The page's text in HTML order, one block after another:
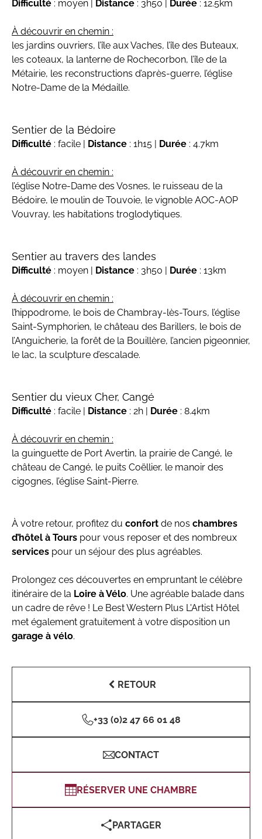
Difficulté : moyen | Distance : 3h50 | Durée : 12.5km
À découvrir en chemin :
les jardins ouvriers, l’île aux Vaches, l’île des Buteaux,
les coteaux, la lanterne de Rochecorbon, l’île de la
Métairie, les reconstructions d’après-guerre, l’église
Notre-Dame de la Médaille.
Sentier de la Bédoire
Difficulté : facile | Distance : 1h15 | Durée : 4.7km
À découvrir en chemin :
l’église Notre-Dame des Vosnes, le ruisseau de la
Bédoire, le moulin de Touvoie, le vignoble AOC-AOP
Vouvray, les habitations troglodytiques.
Sentier au travers des landes
Difficulté : moyen | Distance : 3h50 | Durée : 13km
À découvrir en chemin :
l’hippodrome, le bois de Chambray-lès-Tours, l’église
Saint-Symphorien, le château des Barillers, le bois de
l’Anguicherie, la forêt de la Bouillère, l’ancien pigeonnier,
le lac, la sculpture d’escalade.
Sentier du vieux Cher, Cangé
Difficulté : facile | Distance : 2h | Durée : 8.4km
À découvrir en chemin :
la guinguette de Port Avertin, la prairie de Cangé, le
château de Cangé, le puits Coëllier, le manoir des
cigognes, l’église Saint-Pierre.
À votre retour, profitez du confort de nos chambres
d’hôtel à Tours pour vous reposer et des nombreux
services pour un séjour des plus agréables.
Prolongez ces découvertes en empruntant le célèbre
itinéraire de la Loire à Vélo. Une agréable balade dans
un cadre de rêve ! Le Best Western Plus L'Artist Hôtel
met également gratuitement à votre disposition un
garage à vélo.
RETOUR
+33 (0)2 47 66 01 48
CONTACT
RÉSERVER UNE CHAMBRE
PARTAGER